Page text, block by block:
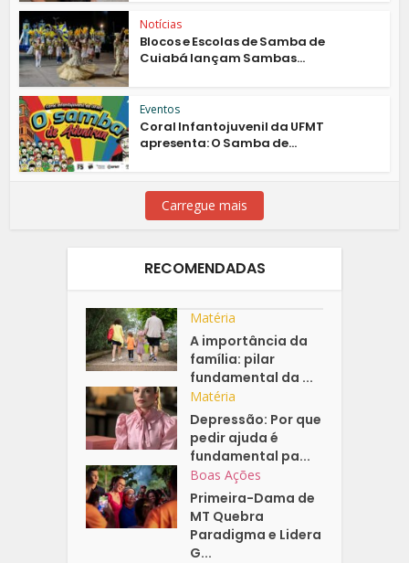
Notícias
Blocos e Escolas de Samba de
Cuiabá lançam Sambas...
Eventos
Coral Infantojuvenil da UFMT
apresenta: O Samba de...
Carregue mais
RECOMENDADAS
Matéria
A importância da
família: pilar
fundamental da ...
Matéria
Depressão: Por que
pedir ajuda é
fundamental pa...
Boas Ações
Primeira-Dama de
MT Quebra
Paradigma e Lidera
G...